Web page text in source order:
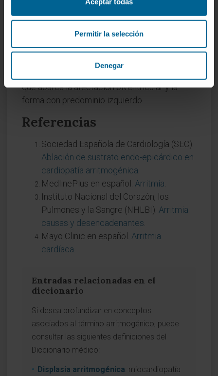
Permitir la selección
Denegar
se ha ido abandonando porque sugiere que
solo afecta al ventrículo derecho y porque el
término "displasia" no refleja con exactitud el
proceso patológico subyacente. Desde 2019,
la denominación preferida en las guías
que abarca la afectación biventricular y la
forma con predominio izquierdo.
Referencias
Sociedad Española de Cardiología (SEC).
Ablación de sustrato endo-epicárdico en
cardiopatía arritmogénica
MedlinePlus en español. Arritmia
Instituto Nacional del Corazón, los
Pulmones y la Sangre (NHLBI). Arritmia:
causas y desencadenantes
Mayo Clinic en español. Arritmia
cardíaca
Entradas relacionadas en el
diccionario
Si desea profundizar en conceptos
asociados al término arritmogénico, puede
consultar las siguientes definiciones del
Diccionario médico:
Displasia arritmogénica: miocardiopatía